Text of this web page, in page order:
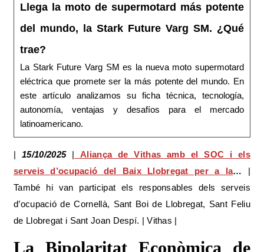
Llega la moto de supermotard más potente
del mundo, la Stark Future Varg SM. ¿Qué
trae?
La Stark Future Varg SM es la nueva moto supermotard
eléctrica que promete ser la más potente del mundo. En
este artículo analizamos su ficha técnica, tecnología,
autonomía, ventajas y desafíos para el mercado
latinoamericano.
|15/10/2025|
Aliança de Vithas amb el SOC i els
serveis d’ocupació del Baix Llobregat per a la… |
També hi van participat els responsables dels serveis
d’ocupació de Cornellà, Sant Boi de Llobregat, Sant Feliu
de Llobregat i Sant Joan Despí. | Vithas |
La Bipolaritat Econòmica de